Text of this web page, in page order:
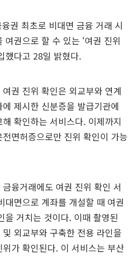
권 최초로 비대면 금융 거래 시
여권으로 할 수 있는 ‘여권 진위
했다고 28일 밝혔다.
권 진위 확인은 외교부와 연계
제시한 신분증을 발급기관에
확인하는 서비스다. 이제까지
면허증으로만 진위 확인이 가능
융거래에도 여권 진위 확인 서
대면으로 계좌를 개설할 때 여권
을 거치는 것이다. 이때 촬영된
외교부와 구축한 전용 라인을
가 확인된다. 이 서비스는 부산